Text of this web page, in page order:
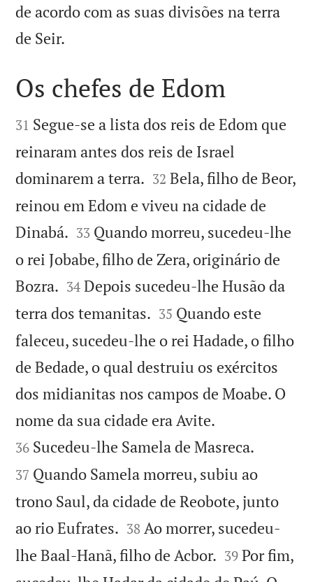
de acordo com as suas divisões na terra
de Seir.

Os chefes de Edom

31 Segue-se a lista dos reis de Edom que
reinaram antes dos reis de Israel
dominarem a terra. 

32 Bela, filho de Beor,
reinou em Edom e viveu na cidade de
Dinabá. 

33 Quando morreu, sucedeu-lhe
o rei Jobabe, filho de Zera, originário de
Bozra. 

34 Depois sucedeu-lhe Husão da
terra dos temanitas. 

35 Quando este
faleceu, sucedeu-lhe o rei Hadade, o filho
de Bedade, o qual destruiu os exércitos
dos midianitas nos campos de Moabe. O
nome da sua cidade era Avite.
36 Sucedeu-lhe Samela de Masreca.
37 Quando Samela morreu, subiu ao
trono Saul, da cidade de Reobote, junto
ao rio Eufrates. 

38 Ao morrer, sucedeu-
lhe Baal-Hanã, filho de Acbor. 

39 Por fim,